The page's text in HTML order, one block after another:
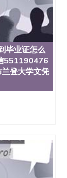
客户办理
单等相关
、预约递
服递交材
寄给客户
外大学及
小，防伪
烫金烫
雕，激光
版本文凭
，同时和
及时掌握
生卡，结
间收集到
势： 我
，通过品
性价比。
毕业证怎么
551190476
登大学文凭